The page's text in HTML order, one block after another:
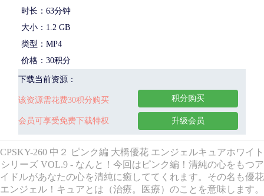
时长：63分钟
大小：1.2 GB
类型：MP4
价格：30积分
下载当前资源：
该资源需花费30积分购买
会员可享受免费下载特权
积分购买
升级会员
CPSKY-260 中２ ピンク編 大橋優花 エンジェルキュアホワイト
シリーズ VOL.9 - なんと！今回はピンク編！清純の心をもつア
イドルがあなたの心を清純に癒しててくれます。その名も優花
エンジェル！キュアとは（治療。医療）のことを意味します。